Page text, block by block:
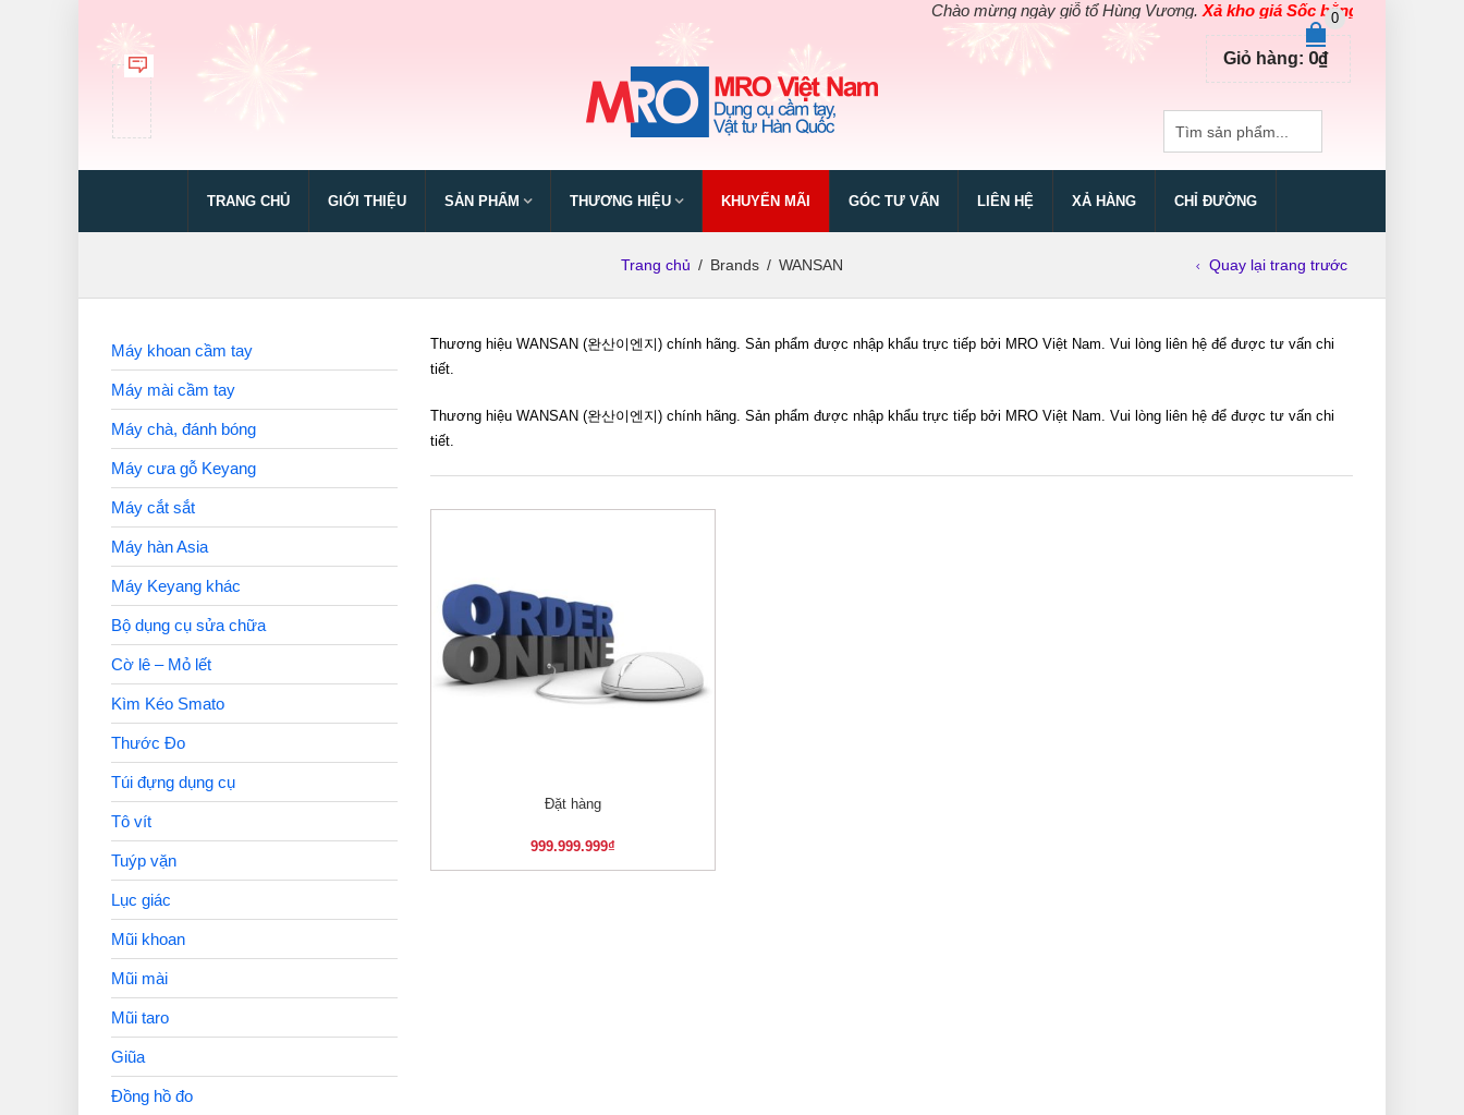
Chào mừng ngày giỗ tổ Hùng Vương.Xả kho giá Sốc bằng giá Gốc
0
Giỏ hàng: 0₫
TRANG CHỦ GIỚI THIỆU SẢN PHẨM THƯƠNG HIỆU KHUYẾN MÃI GÓC TƯ VẤN LIÊN HỆ XẢ HÀNG CHỈ ĐƯỜNG
Trang chủ / Brands / WANSAN Quay lại trang trước
Thương hiệu WANSAN (완산이엔지) chính hãng. Sản phẩm được nhập khẩu trực tiếp bởi MRO Việt Nam. Vui lòng liên hệ để được tư vấn chi
tiết.
Thương hiệu WANSAN (완산이엔지) chính hãng. Sản phẩm được nhập khẩu trực tiếp bởi MRO Việt Nam. Vui lòng liên hệ để được tư vấn chi
tiết.
XEM NHANH
Đặt hàng
999.999.999₫
Máy khoan cầm tay
Máy mài cầm tay
Máy chà, đánh bóng
Máy cưa gỗ Keyang
Máy cắt sắt
Máy hàn Asia
Máy Keyang khác
Bộ dụng cụ sửa chữa
Cờ lê – Mỏ lết
Kìm Kéo Smato
Thước Đo
Túi đựng dụng cụ
Tô vít
Tuýp vặn
Lục giác
Mũi khoan
Mũi mài
Mũi taro
Giũa
Đồng hồ đo